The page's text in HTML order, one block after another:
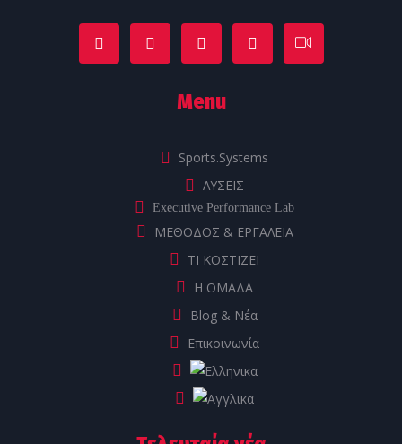
Menu
Sports.Systems
ΛΥΣΕΙΣ
Executive Performance Lab
ΜΕΘΟΔΟΣ & ΕΡΓΑΛΕΙΑ
ΤΙ ΚΟΣΤΙΖΕΙ
Η ΟΜΑΔΑ
Blog & Νέα
Επικοινωνία